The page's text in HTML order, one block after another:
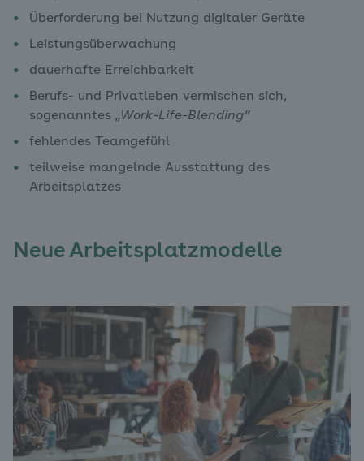
Überforderung bei Nutzung digitaler Geräte
Leistungsüberwachung
dauerhafte Erreichbarkeit
Berufs- und Privatleben vermischen sich,
sogenanntes „Work-Life-Blending“
fehlendes Teamgefühl
teilweise mangelnde Ausstattung des
Arbeitsplatzes
Neue Arbeitsplatzmodelle